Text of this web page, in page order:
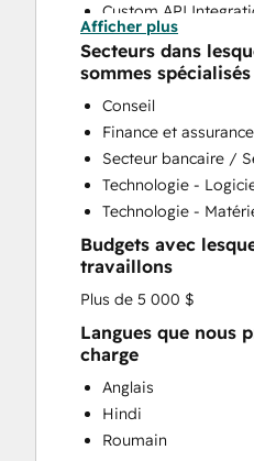
Custom API
Customer Marketing
Customer Success
Customer Support
Customer Survey
Email Marketing
Full Inbound
Help Desk
HubSpot
Knowledge Base
Marketing Hub
Marketing Hub
Programmable
Sales and Marketing
Sales Coaching and
Sales Enablement
Sales Hub
Afficher plus
Secteurs dans
sommes spécialisés
Conseil
Finance et
Secteur bancaire /
Technologie -
Technologie -
Budgets avec
travaillons
Plus de 5 000 $
Langues que nous
charge
Anglais
Hindi
Roumain